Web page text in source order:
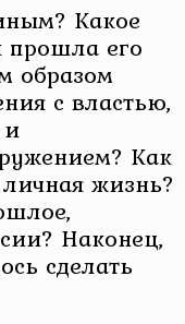
Какое
прошла его
образом
с властью,
Как
жизнь?
Наконец,
сделать